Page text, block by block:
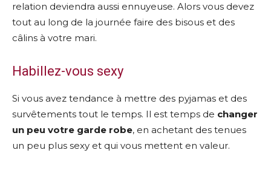
relation deviendra aussi ennuyeuse. Alors vous devez
tout au long de la journée faire des bisous et des
câlins à votre mari.
Habillez-vous sexy
Si vous avez tendance à mettre des pyjamas et des
survêtements tout le temps. Il est temps de changer
un peu votre garde robe, en achetant des tenues
un peu plus sexy et qui vous mettent en valeur.